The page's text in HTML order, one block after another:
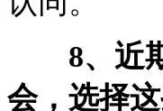
8、近期
会，选择